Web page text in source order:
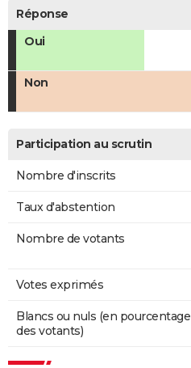
Réponse
Oui
Non
Participation au scrutin
Nombre d'inscrits
Taux d'abstention
Nombre de votants
Votes exprimés
Blancs ou nuls (en pourcentage
des votants)